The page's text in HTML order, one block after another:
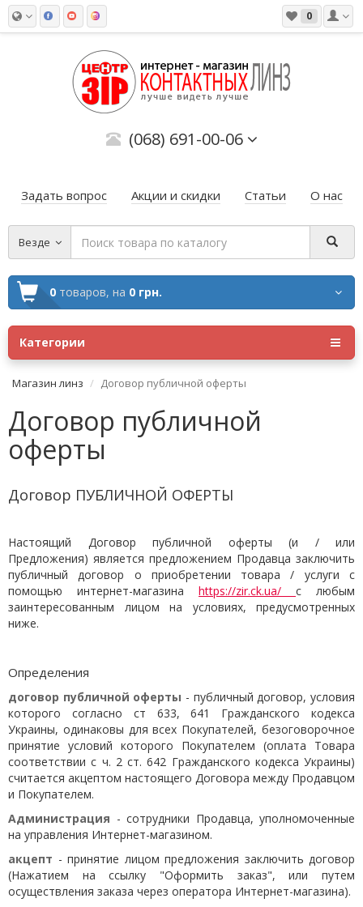
0
(068) 691-00-06
Задать вопрос Акции и скидки Статьи О нас
Везде
0 товаров, на 0 грн.
Категории
Магазин линз Договор публичной оферты
Договор публичной
оферты
Договор ПУБЛИЧНОЙ ОФЕРТЫ
Настоящий Договор публичной оферты (и / или
Предложения) является предложением Продавца заключить
публичный договор о приобретении товара / услуги с
помощью интернет-магазина https://zir.ck.ua/ с любым
заинтересованным лицом на условиях, предусмотренных
ниже.
Определения
договор публичной оферты - публичный договор, условия
которого согласно ст 633, 641 Гражданского кодекса
Украины, одинаковы для всех Покупателей, безоговорочное
принятие условий которого Покупателем (оплата Товара
соответствии с ч. 2 ст. 642 Гражданского кодекса Украины)
считается акцептом настоящего Договора между Продавцом
и Покупателем.
Администрация - сотрудники Продавца, уполномоченные
на управления Интернет-магазином.
акцепт - принятие лицом предложения заключить договор
(Нажатием на ссылку "Оформить заказ", или путем
осуществления заказа через оператора Интернет-магазина).